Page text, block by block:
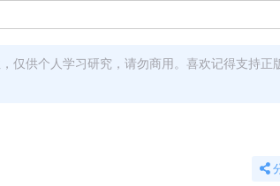
仅供个人学习研究，请勿商用。喜欢记得支持正